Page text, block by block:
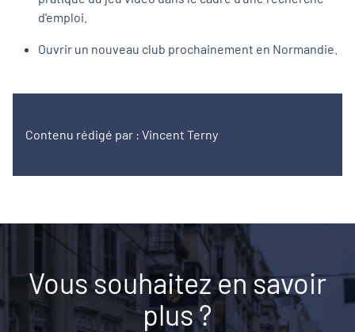
d'emploi.
Ouvrir un nouveau club prochainement en Normandie.
Contenu rédigé par : Vincent Terny
Vous souhaitez en savoir
plus ?